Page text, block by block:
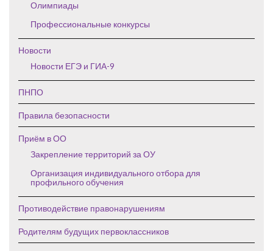
Олимпиады
Профессиональные конкурсы
Новости
Новости ЕГЭ и ГИА-9
ПНПО
Правила безопасности
Приём в ОО
Закрепление территорий за ОУ
Организация индивидуального отбора для
профильного обучения
Противодействие правонарушениям
Родителям будущих первоклассников